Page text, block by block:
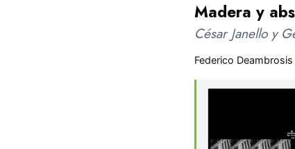
Madera y
César Janello y
Federico Deambrosis